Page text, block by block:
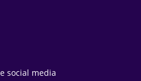
social media